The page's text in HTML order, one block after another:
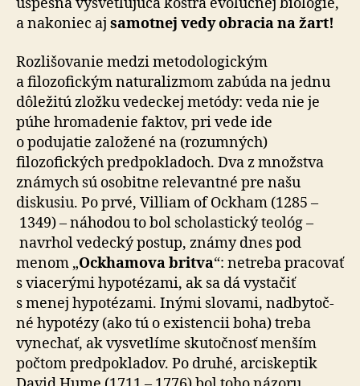
a na­ko­niec aj samotnej vedy obracia na žart!
Rozlišovanie medzi metodologickým
a filozofickým na­tu­ra­lizmom zabúda na jednu
dôležitú zložku vedeckej me­tó­dy: veda nie je
púhe hromadenie faktov, pri vede ide
o podujatie založené na (rozumných)
filozofických pred­po­kla­doch. Dva z množstva
známych sú osobitne re­le­van­tné pre našu
diskusiu. Po prvé, Villiam of Ockham (1285 –
1349) – náhodou to bol scholastický teológ –
navrhol ve­dec­ký postup, známy dnes pod
menom „Ockhamova britva“: netreba pracovať
s viacerými hypotézami, ak sa dá vystačiť
s menej hypotézami. Inými slovami, nad­by­toč­
né hypotézy (ako tú o existencii boha) treba
vynechať, ak vysvetlíme skutočnosť menším
počtom predpokladov. Po druhé, arciskeptik